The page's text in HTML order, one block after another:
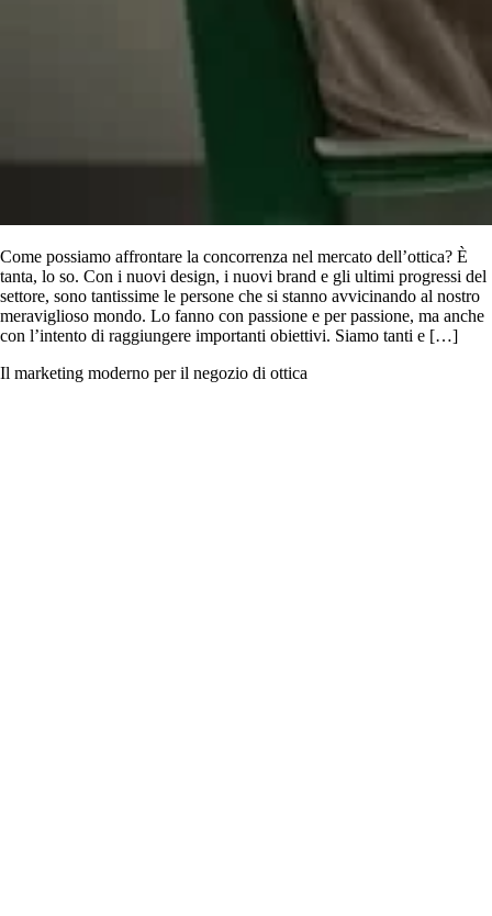
Come possiamo affrontare la concorrenza nel mercato dell’ottica? È
tanta, lo so. Con i nuovi design, i nuovi brand e gli ultimi progressi del
settore, sono tantissime le persone che si stanno avvicinando al nostro
meraviglioso mondo. Lo fanno con passione e per passione, ma anche
con l’intento di raggiungere importanti obiettivi. Siamo tanti e […]
Il marketing moderno per il negozio di ottica